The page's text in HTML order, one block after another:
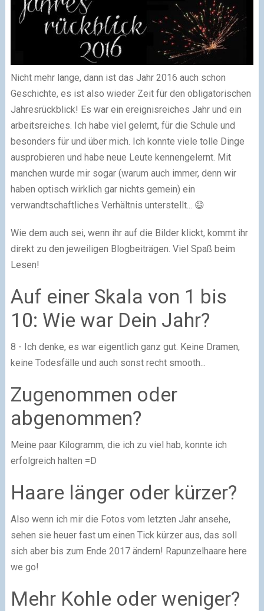
Nicht mehr lange, dann ist das Jahr 2016 auch schon
Geschichte, es ist also wieder Zeit für den obligatorischen
Jahresrückblick! Es war ein ereignisreiches Jahr und ein
arbeitsreiches. Ich habe viel gelernt, für die Schule und
besonders für und über mich. Ich konnte viele tolle Dinge
ausprobieren und habe neue Leute kennengelernt. Mit
manchen wurde mir sogar (warum auch immer, denn wir
haben optisch wirklich gar nichts gemein) ein
verwandtschaftliches Verhältnis unterstellt... 😄
Wie dem auch sei, wenn ihr auf die Bilder klickt, kommt ihr
direkt zu den jeweiligen Blogbeiträgen. Viel Spaß beim
Lesen!
Auf einer Skala von 1 bis
10: Wie war Dein Jahr?
8 - Ich denke, es war eigentlich ganz gut. Keine Dramen,
keine Todesfälle und auch sonst recht smooth...
Zugenommen oder
abgenommen?
Meine paar Kilogramm, die ich zu viel hab, konnte ich
erfolgreich halten =D
Haare länger oder kürzer?
Also wenn ich mir die Fotos vom letzten Jahr ansehe,
sehen sie heuer fast um einen Tick kürzer aus, das soll
sich aber bis zum Ende 2017 ändern! Rapunzelhaare here
we go!
Mehr Kohle oder weniger?